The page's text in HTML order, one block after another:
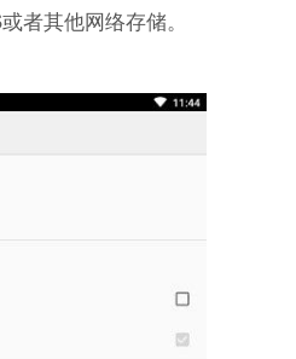
者其他网络存储。